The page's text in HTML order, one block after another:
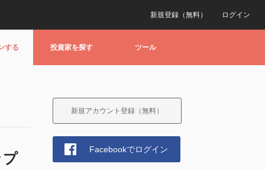
ログイン
新規登録（無料）
する 投資家を探す ツール
プ
新規アカウント登録（無料）
Facebookでログイン